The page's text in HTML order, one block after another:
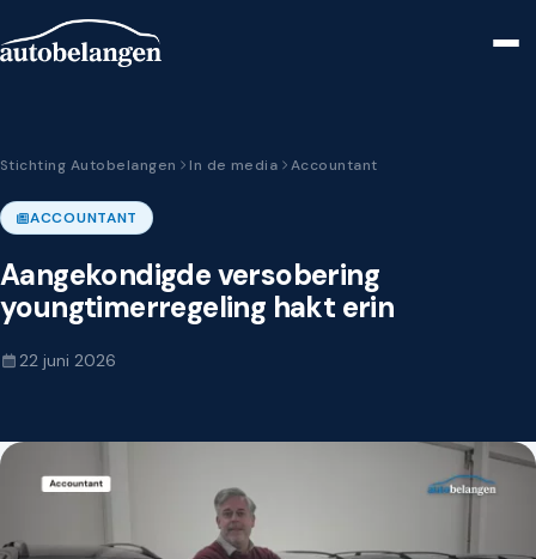
Stichting Autobelangen In de media Accountant
ACCOUNTANT
Aangekondigde versobering
youngtimerregeling hakt erin
22 juni 2026